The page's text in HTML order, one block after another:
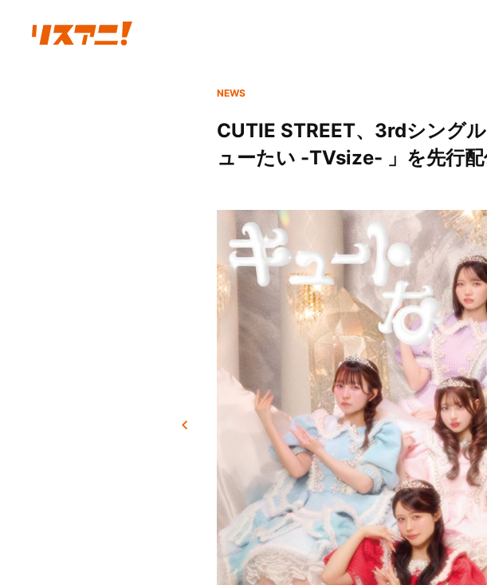
NEWS
CUTIE STREET、3rdシング
ューたい -TVsize- 」を先行